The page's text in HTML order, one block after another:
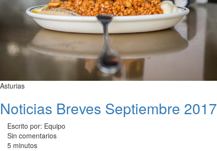
Asturias
Noticias Breves Septiembre 2017
Escrito por: Equipo
Sin comentarios
5 minutos